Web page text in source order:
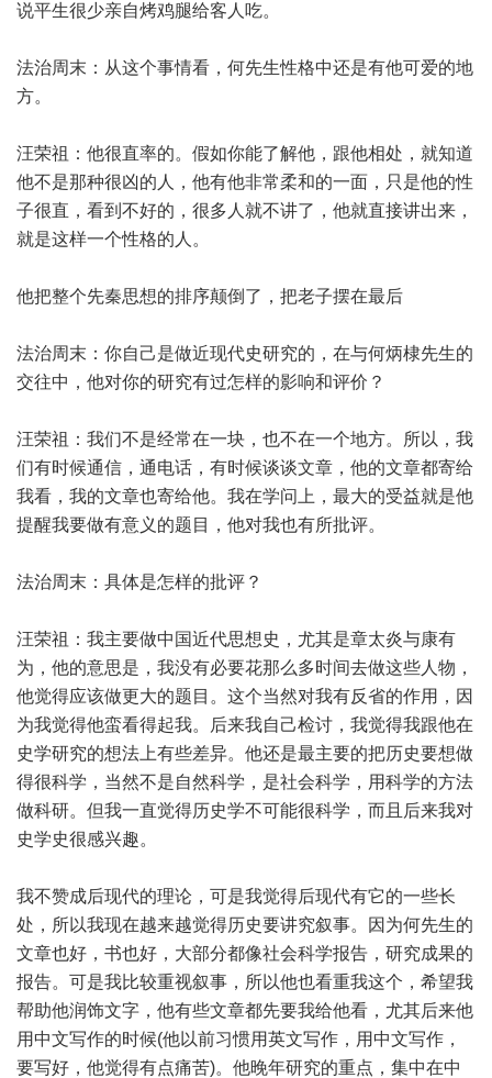
说平生很少亲自烤鸡腿给客人吃。
法治周末：从这个事情看，何先生性格中还是有他可爱的地
方。
汪荣祖：他很直率的。假如你能了解他，跟他相处，就知道
他不是那种很凶的人，他有他非常柔和的一面，只是他的性
子很直，看到不好的，很多人就不讲了，他就直接讲出来，
就是这样一个性格的人。
他把整个先秦思想的排序颠倒了，把老子摆在最后
法治周末：你自己是做近现代史研究的，在与何炳棣先生的
交往中，他对你的研究有过怎样的影响和评价？
汪荣祖：我们不是经常在一块，也不在一个地方。所以，我
们有时候通信，通电话，有时候谈谈文章，他的文章都寄给
我看，我的文章也寄给他。我在学问上，最大的受益就是他
提醒我要做有意义的题目，他对我也有所批评。
法治周末：具体是怎样的批评？
汪荣祖：我主要做中国近代思想史，尤其是章太炎与康有
为，他的意思是，我没有必要花那么多时间去做这些人物，
他觉得应该做更大的题目。这个当然对我有反省的作用，因
为我觉得他蛮看得起我。后来我自己检讨，我觉得我跟他在
史学研究的想法上有些差异。他还是最主要的把历史要想做
得很科学，当然不是自然科学，是社会科学，用科学的方法
做科研。但我一直觉得历史学不可能很科学，而且后来我对
史学史很感兴趣。
我不赞成后现代的理论，可是我觉得后现代有它的一些长
处，所以我现在越来越觉得历史要讲究叙事。因为何先生的
文章也好，书也好，大部分都像社会科学报告，研究成果的
报告。可是我比较重视叙事，所以他也看重我这个，希望我
帮助他润饰文字，他有些文章都先要我给他看，尤其后来他
用中文写作的时候(他以前习惯用英文写作，用中文写作，
要写好，他觉得有点痛苦)。他晚年研究的重点，集中在中